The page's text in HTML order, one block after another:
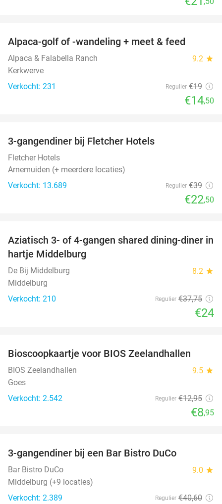
Alpaca-golf of -wandeling + meet & feed
Alpaca & Falabella Ranch 9.2 star
Kerkwerve
Verkocht: 231
Regulier €19
€14,50
3-gangendiner bij Fletcher Hotels
Fletcher Hotels
Arnemuiden (+ meerdere locaties)
Verkocht: 13.689
Regulier €39
€22,50
36%
Aziatisch 3- of 4-gangen shared dining-diner in
hartje Middelburg
De Bij Middelburg 8.2 star
Middelburg
Verkocht: 210
Regulier €37,75
€24
Bioscoopkaartje voor BIOS Zeelandhallen
BIOS Zeelandhallen 9.5 star
Goes
Verkocht: 2.542
Regulier €12,95
€8,95
3-gangendiner bij een Bar Bistro DuCo
Bar Bistro DuCo 9.0 star
Middelburg (+9 locaties)
Verkocht: 2.389
Regulier €40,60